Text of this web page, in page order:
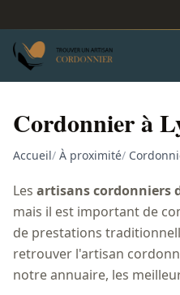
Cordonnier à
Accueil/ À proximité/
Les artisans cordonniers
mais il est important de
de prestations
retrouver l'artisan
notre annuaire, les